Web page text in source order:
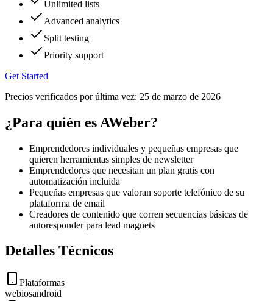
Unlimited lists
Advanced analytics
Split testing
Priority support
Get Started
Precios verificados por última vez: 25 de marzo de 2026
¿Para quién es AWeber?
Emprendedores individuales y pequeñas empresas que
quieren herramientas simples de newsletter
Emprendedores que necesitan un plan gratis con
automatización incluida
Pequeñas empresas que valoran soporte telefónico de su
plataforma de email
Creadores de contenido que corren secuencias básicas de
autoresponder para lead magnets
Detalles Técnicos
Plataformas
webiosandroid